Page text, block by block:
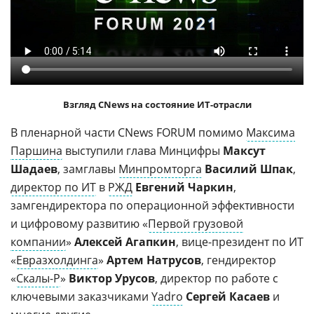
Взгляд CNews на состояние ИТ-отрасли
В пленарной части CNews FORUM помимо Максима
Паршина выступили глава Минцифры Максут
Шадаев, замглавы Минпромторга Василий Шпак,
директор по ИТ в РЖД Евгений Чаркин,
замгендиректора по операционной эффективности
и цифровому развитию «Первой грузовой
компании» Алексей Агапкин, вице-президент по ИТ
«Евразхолдинга» Артем Натрусов, гендиректор
«Скалы-Р» Виктор Урусов, директор по работе с
ключевыми заказчиками Yadro Сергей Касаев и